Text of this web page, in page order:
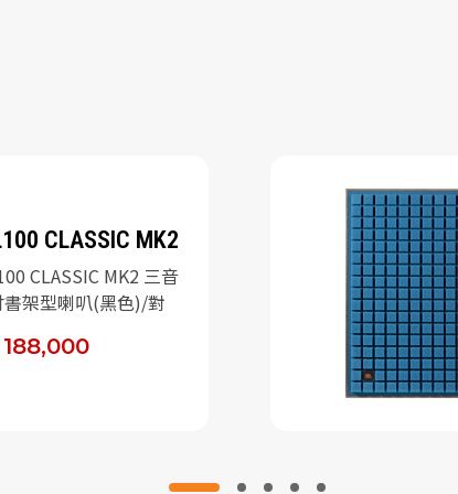
CLASSIC MK2
CLASSIC MK2 三音
架型喇叭(黑色)/對